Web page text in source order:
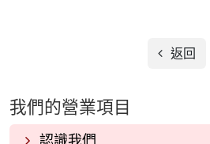
返回
我們的營業項目
認識我們